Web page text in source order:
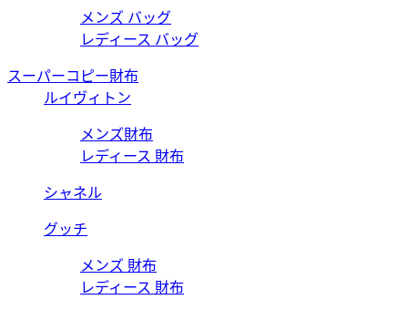
メンズ バッグ
レディース バッグ
スーパーコピー財布
ルイヴィトン
メンズ財布
レディース 財布
シャネル
グッチ
メンズ 財布
レディース 財布